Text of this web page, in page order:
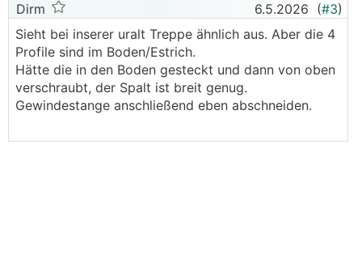
Dirm 6.5.2026 (#3)
Sieht bei inserer uralt Treppe ähnlich aus. Aber die 4
Profile sind im Boden/Estrich.
Hätte die in den Boden gesteckt und dann von oben
verschraubt, der Spalt ist breit genug.
Gewindestange anschließend eben abschneiden.